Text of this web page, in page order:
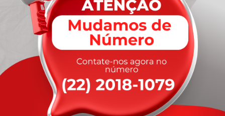
rapidez
que você precisa,
com a qualidade que vocêmerece.
Nossos motoristas são treinados para garantir a máxima
durante o transporte, com rastreamento em tempo real.